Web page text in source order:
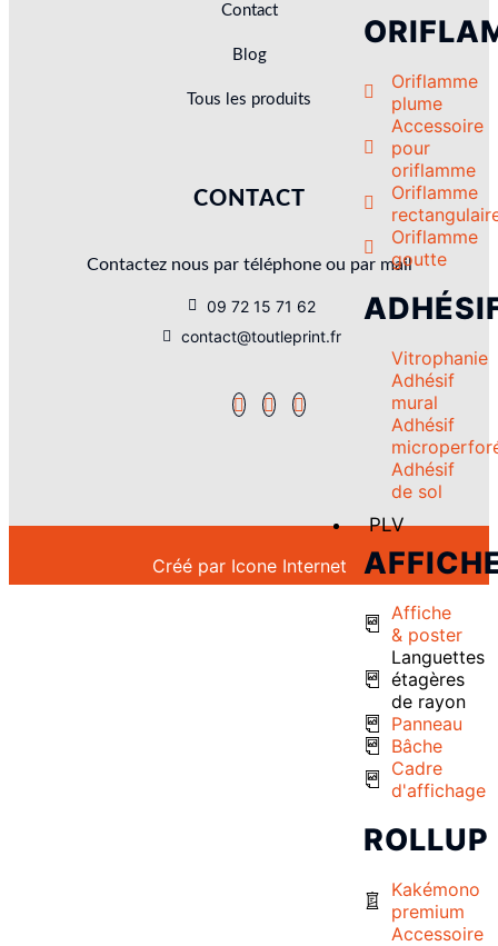
Oriflamme
plume
Accessoire
pour
oriflamme
Oriflamme
Oriflamme
goutte
Vitrophanie
Adhésif
mural
Adhésif
Adhésif
de sol
PLV
Affiche
& poster
Languettes
étagères
de rayon
Panneau
Bâche
Cadre
d'affichage
ROLLUP
Kakémono
premium
Accessoire
Contact
Blog
Tous les produits
CONTACT
Contactez nous par téléphone ou par mail
09 72 15 71 62
contact@toutleprint.fr
Créé par Icone Internet